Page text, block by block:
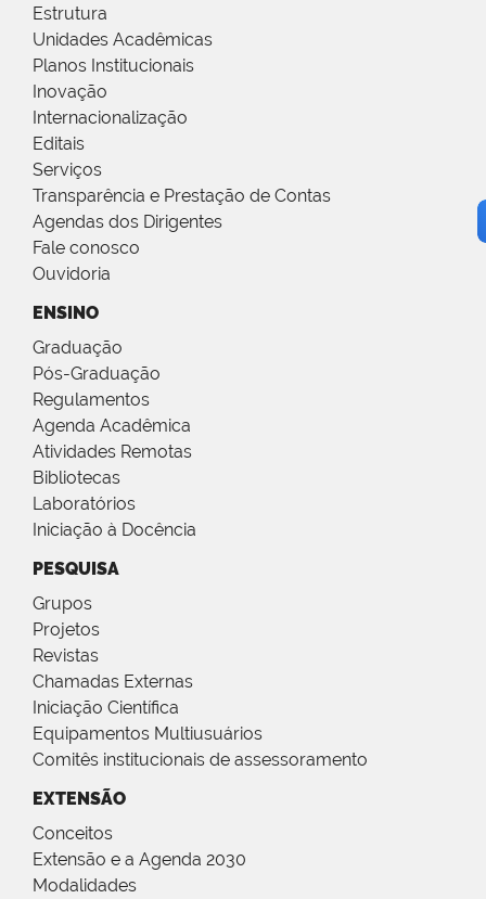
Estrutura
Unidades Acadêmicas
Planos Institucionais
Inovação
Internacionalização
Editais
Serviços
Transparência e Prestação de Contas
Agendas dos Dirigentes
Fale conosco
Ouvidoria
ENSINO
Graduação
Pós-Graduação
Regulamentos
Agenda Acadêmica
Atividades Remotas
Bibliotecas
Laboratórios
Iniciação à Docência
PESQUISA
Grupos
Projetos
Revistas
Chamadas Externas
Iniciação Científica
Equipamentos Multiusuários
Comitês institucionais de assessoramento
EXTENSÃO
Conceitos
Extensão e a Agenda 2030
Modalidades